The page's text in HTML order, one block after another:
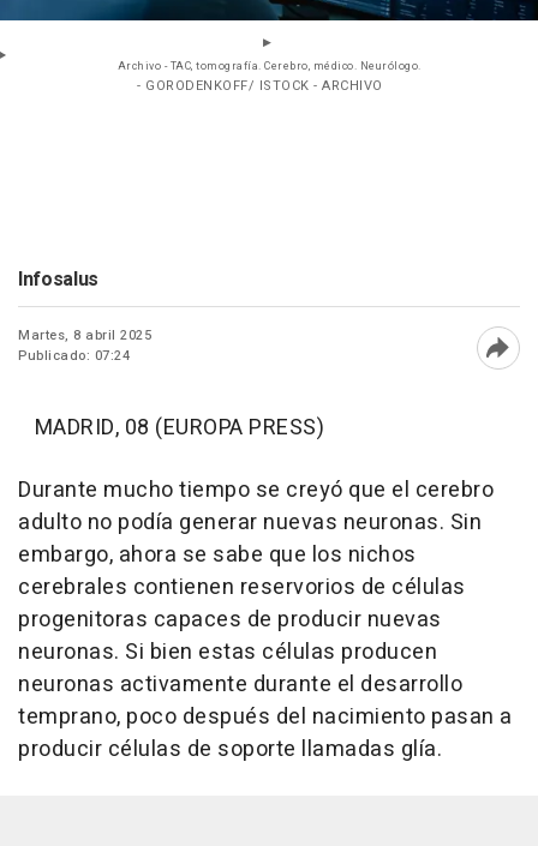
Archivo - TAC, tomografía. Cerebro, médico. Neurólogo.
- GORODENKOFF/ ISTOCK - ARCHIVO
Infosalus
Martes, 8 abril 2025
Publicado: 07:24
MADRID, 08 (EUROPA PRESS)
Durante mucho tiempo se creyó que el cerebro
adulto no podía generar nuevas neuronas. Sin
embargo, ahora se sabe que los nichos
cerebrales contienen reservorios de células
progenitoras capaces de producir nuevas
neuronas. Si bien estas células producen
neuronas activamente durante el desarrollo
temprano, poco después del nacimiento pasan a
producir células de soporte llamadas glía.